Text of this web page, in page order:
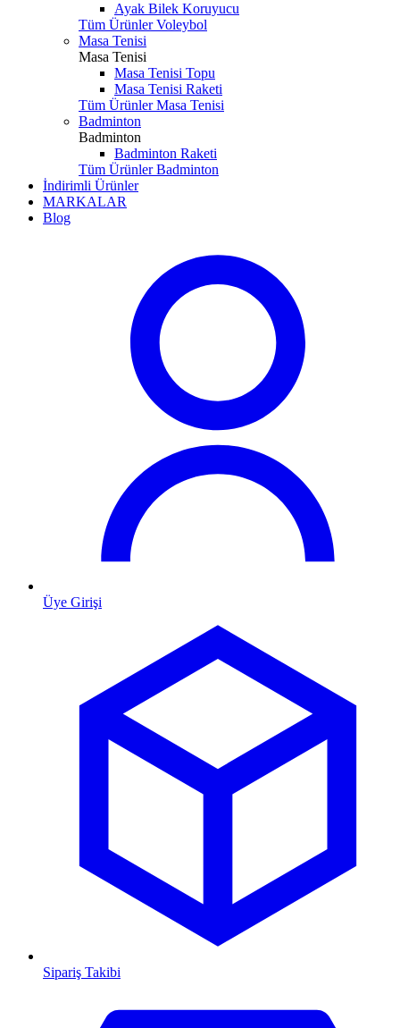
Ayak Bilek Koruyucu
Tüm Ürünler Voleybol
Masa Tenisi
Masa Tenisi
Masa Tenisi Topu
Masa Tenisi Raketi
Tüm Ürünler Masa Tenisi
Badminton
Badminton
Badminton Raketi
Tüm Ürünler Badminton
İndirimli Ürünler
MARKALAR
Blog
Üye Girişi
Sipariş Takibi